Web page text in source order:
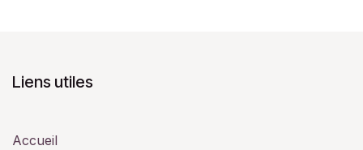
Liens utiles
Accueil